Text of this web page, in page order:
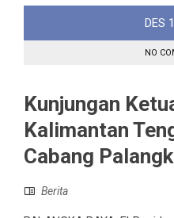
DES
NO
Kunjungan
Kalimantan
Cabang
Berita